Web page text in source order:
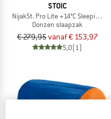
STOIC
NijakSt. Pro Lite +14°C Sleeping Bag
Donzen slaapzak
€ 279,95vanaf € 153,97
5,0(1)